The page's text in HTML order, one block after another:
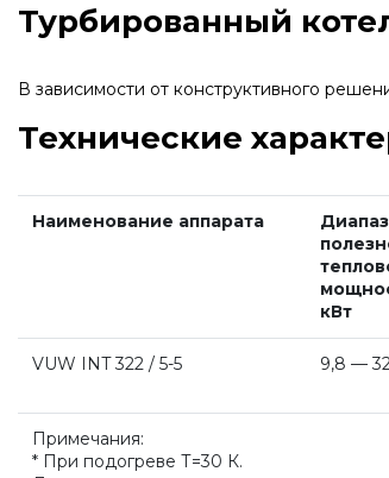
Турбированный
В зависимости от конструктивного
Технические
Наименование аппарата
кВт
VUW INT 322 / 5-5 9,8 —
Примечания:
* При подогреве Т=30 К.